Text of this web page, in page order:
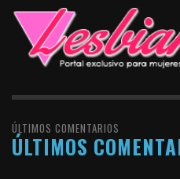
ÚLTIMOS COMENTARIOS
ÚLTIMOS